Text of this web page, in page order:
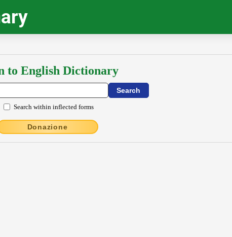
to English Dictionary
Search within inflected forms
Donazione